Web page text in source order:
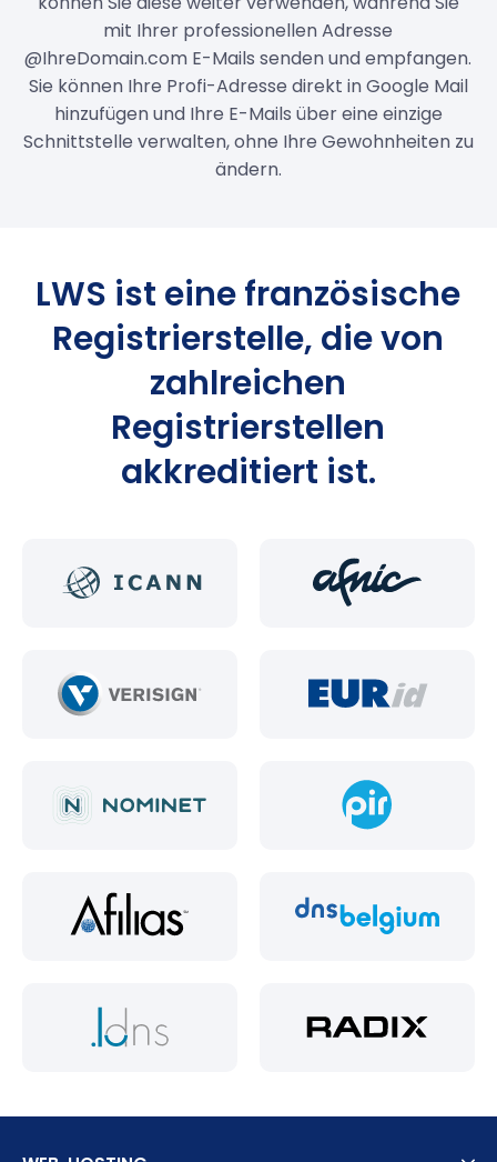
mit Ihrer professionellen Adresse
@IhreDomain.com E-Mails senden und empfangen.
Sie können Ihre Profi-Adresse direkt in Google Mail
hinzufügen und Ihre E-Mails über eine einzige
Schnittstelle verwalten, ohne Ihre Gewohnheiten zu
ändern.
LWS ist eine französische
Registrierstelle, die von
zahlreichen
Registrierstellen
akkreditiert ist.